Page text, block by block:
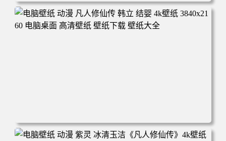
电脑壁纸 动漫角色 卡通场景 夏日休闲 夏日壁纸 治愈系 童
年回忆 荷塘荷叶 蜡笔小新 电脑桌面 高清壁纸 壁纸下载 壁
电脑壁纸 动漫 凡人修仙传 韩立 结婴 4k壁纸 3840x2160 电